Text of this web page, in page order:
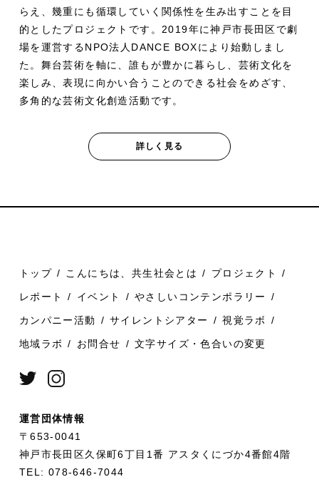
らえ、幾重にも循環していく関係性を生み出すことを目
的としたプロジェクトです。2019年に神戸市長田区で劇
場を運営するNPO法人DANCE BOXにより始動しまし
た。舞台芸術を軸に、誰もが豊かに暮らし、芸術文化を
楽しみ、表現に向かい合うことのできる社会をめざす、
多角的な芸術文化創造活動です。
詳しく見る
トップ こんにちは、共生社会とは プロジェクト
レポート イベント やさしいコンテンポラリー
カンパニー活動 サイレントシアター 視覚ラボ
地域ラボ お問合せ 文字サイズ・色合いの変更
運営団体情報
〒653-0041
神戸市長田区久保町6丁目1番 アスタくにづか4番館4階
TEL: 078-646-7044